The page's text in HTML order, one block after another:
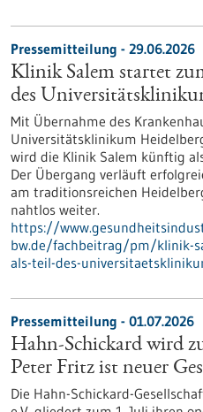
Pressemitteilung - 29.06.2026
Klinik Salem startet
des
Mit Übernahme des
Universitätsklinikum
wird die Klinik Salem künftig
Der Übergang verläuft
am traditionsreichen
nahtlos weiter.
https://
bw.de/fachbeitrag/pm/klinik-
als-teil-des-
Pressemitteilung - 01.07.2026
Hahn-Schickard wird
Peter Fritz ist neuer
Die Hahn-Schickard-